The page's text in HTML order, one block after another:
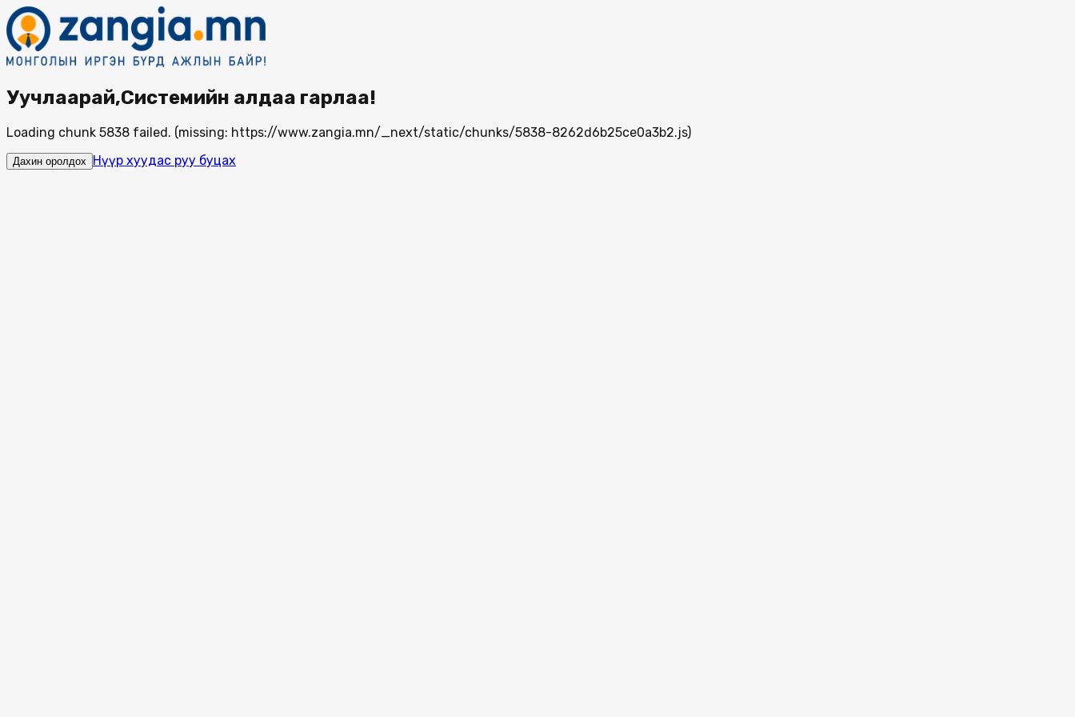
Уучлаарай,Системийн алдаа гарлаа!
Loading chunk 5838 failed. (missing: https://www.zangia.mn/_next/static/chunks/5838-8262d6b25ce0a3b2.js)
Дахин оролдох Нүүр хуудас руу буцах